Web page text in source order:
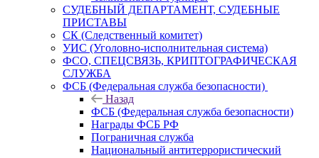
СУДЕБНЫЙ ДЕПАРТАМЕНТ, СУДЕБНЫЕ
ПРИСТАВЫ
СК (Следственный комитет)
УИС (Уголовно-исполнительная система)
ФСО, СПЕЦСВЯЗЬ, КРИПТОГРАФИЧЕСКАЯ
СЛУЖБА
ФСБ (Федеральная служба безопасности)
Назад
ФСБ (Федеральная служба безопасности)
Награды ФСБ РФ
Пограничная служба
Национальный антитеррористический